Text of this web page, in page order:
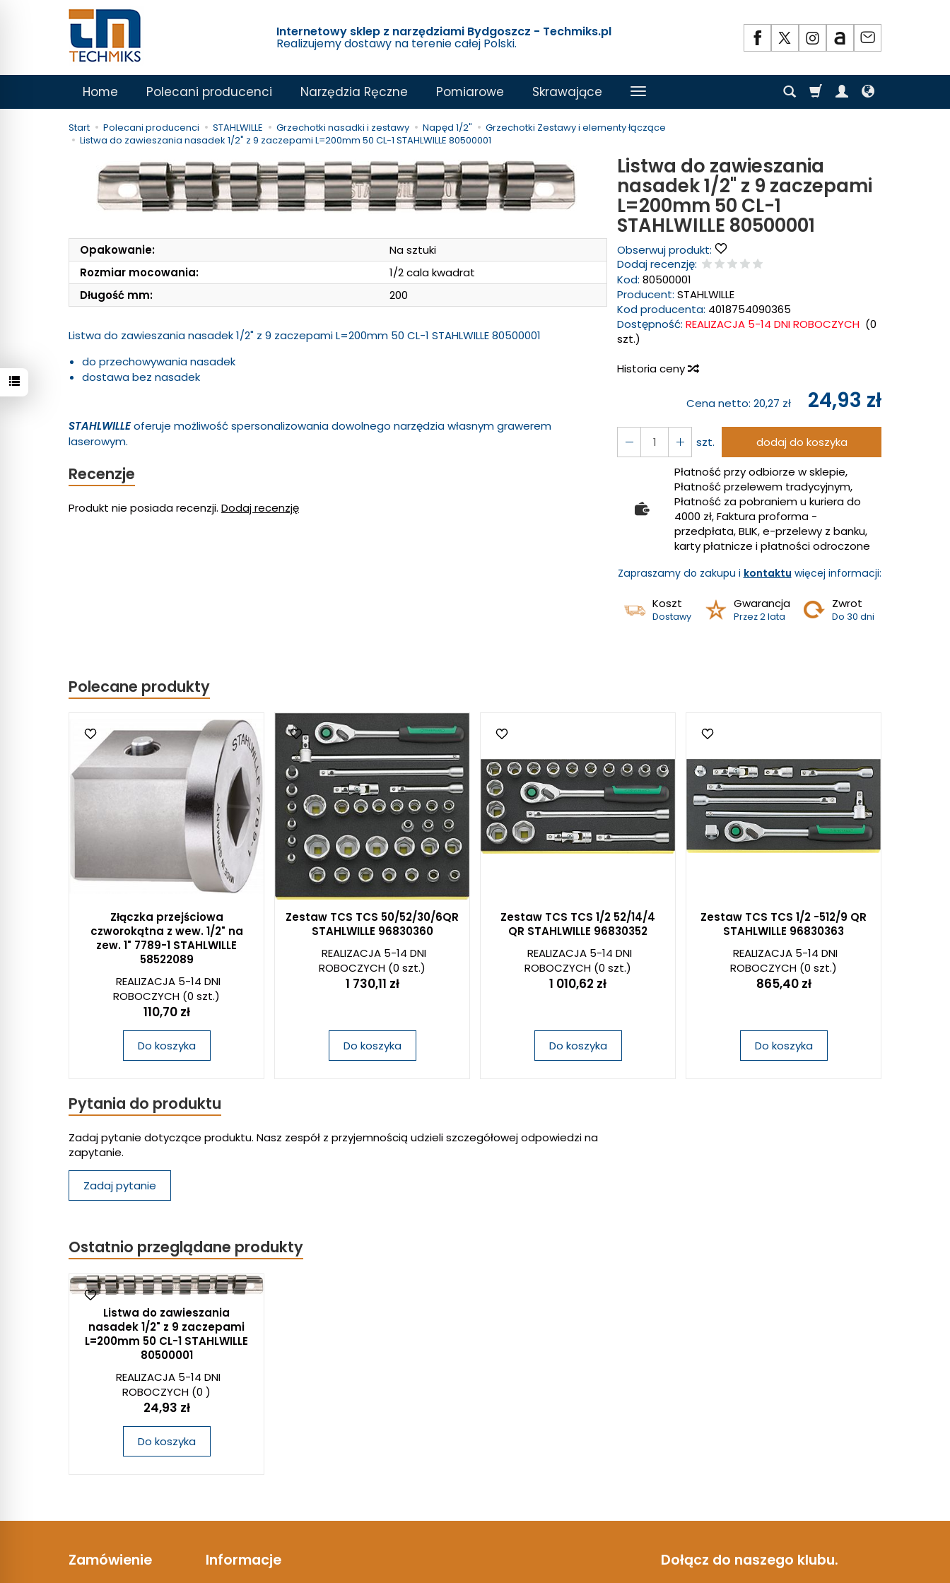
Internetowy sklep z narzędziami Bydgoszcz - Techmiks.pl
Realizujemy dostawy na terenie całej Polski.
Home Polecani producenci Narzędzia Ręczne Pomiarowe Skrawające
Start Polecani producenci STAHLWILLE Grzechotki nasadki i zestawy Napęd 1/2"
Grzechotki Zestawy i elementy łączące
Listwa do zawieszania nasadek 1/2" z 9 zaczepami L=200mm 50 CL-1 STAHLWILLE 80500001
Listwa do zawieszania
nasadek 1/2" z 9 zaczepami
L=200mm 50 CL-1
STAHLWILLE 80500001
Obserwuj produkt:
Dodaj recenzję:
Kod: 80500001
Producent: STAHLWILLE
Kod producenta: 4018754090365
Dostępność: REALIZACJA 5-14 DNI ROBOCZYCH (0
szt.)
Historia ceny
Cena netto: 20,27 zł 24,93 zł
szt.
dodaj do koszyka
Płatność przy odbiorze w sklepie,
Płatność przelewem tradycyjnym,
Płatność za pobraniem u kuriera do
4000 zł, Faktura proforma -
przedpłata, BLIK, e-przelewy z banku,
karty płatnicze i płatności odroczone
Zapraszamy do zakupu i kontaktu więcej informacji:
Koszt
Dostawy
Gwarancja
Przez 2 lata
Zwrot
Do 30 dni
Opakowanie:
Na sztuki
Rozmiar mocowania:
1/2 cala kwadrat
Długość mm:
200
Listwa do zawieszania nasadek 1/2" z 9 zaczepami L=200mm 50 CL-1 STAHLWILLE 80500001
do przechowywania nasadek
dostawa bez nasadek
STAHLWILLEoferuje możliwość spersonalizowania dowolnego narzędzia własnym grawerem
laserowym.
Recenzje
Produkt nie posiada recenzji. Dodaj recenzję
Polecane produkty
Złączka przejściowa
czworokątna z wew. 1/2" na
zew. 1" 7789-1 STAHLWILLE
58522089
REALIZACJA 5-14 DNI
ROBOCZYCH (0 szt.)
110,70 zł
Do koszyka
Zestaw TCS TCS 50/52/30/6QR
STAHLWILLE 96830360
REALIZACJA 5-14 DNI
ROBOCZYCH (0 szt.)
1 730,11 zł
Do koszyka
Zestaw TCS TCS 1/2 52/14/4
QR STAHLWILLE 96830352
REALIZACJA 5-14 DNI
ROBOCZYCH (0 szt.)
1 010,62 zł
Do koszyka
Zestaw TCS TCS 1/2 -512/9 QR
STAHLWILLE 96830363
REALIZACJA 5-14 DNI
ROBOCZYCH (0 szt.)
865,40 zł
Do koszyka
Pytania do produktu
Zadaj pytanie dotyczące produktu. Nasz zespół z przyjemnością udzieli szczegółowej odpowiedzi na
zapytanie.
Zadaj pytanie
Ostatnio przeglądane produkty
Listwa do zawieszania
nasadek 1/2" z 9 zaczepami
L=200mm 50 CL-1 STAHLWILLE
80500001
REALIZACJA 5-14 DNI
ROBOCZYCH (0 )
24,93 zł
Do koszyka
Zamówienie Informacje Dołącz do naszego klubu.